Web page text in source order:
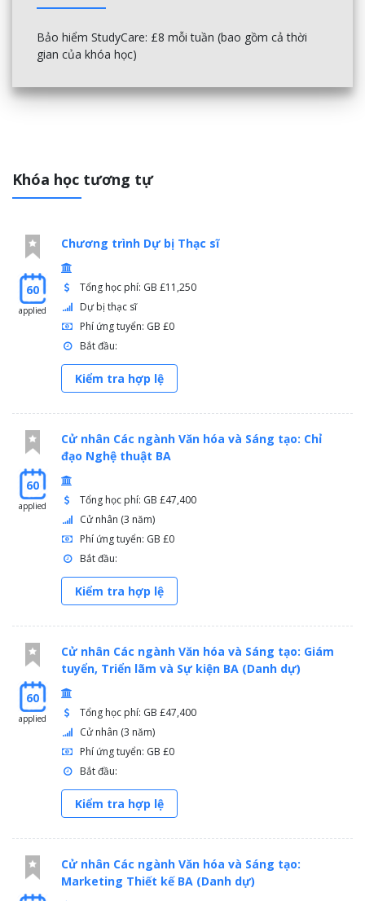
Bảo hiểm StudyCare: £8 mỗi tuần (bao gồm cả thời
gian của khóa học)
Khóa học tương tự
60
applied
Chương trình Dự bị Thạc sĩ
Tổng học phí: GB £11,250
Dự bị thạc sĩ
Phí ứng tuyển: GB £0
Bắt đầu:
Kiểm tra hợp lệ
60
applied
Cử nhân Các ngành Văn hóa và Sáng tạo: Chỉ
đạo Nghệ thuật BA
Tổng học phí: GB £47,400
Cử nhân (3 năm)
Phí ứng tuyển: GB £0
Bắt đầu:
Kiểm tra hợp lệ
60
applied
Cử nhân Các ngành Văn hóa và Sáng tạo: Giám
tuyển, Triển lãm và Sự kiện BA (Danh dự)
Tổng học phí: GB £47,400
Cử nhân (3 năm)
Phí ứng tuyển: GB £0
Bắt đầu:
Kiểm tra hợp lệ
Cử nhân Các ngành Văn hóa và Sáng tạo:
Marketing Thiết kế BA (Danh dự)